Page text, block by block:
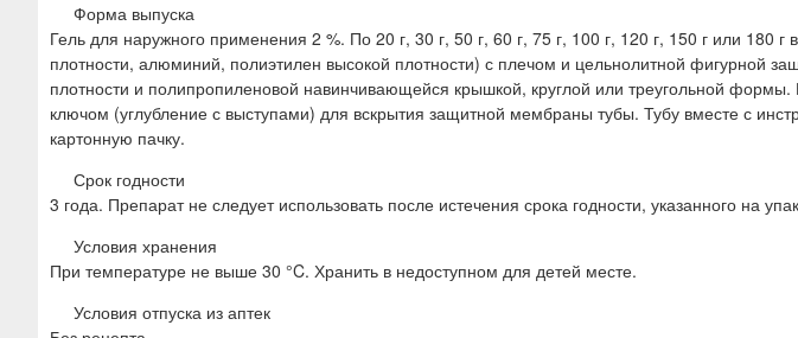
Форма выпуска
Гель для наружного применения 2 %. По 20 г, 30 г, 50 г, 60 г, 75 г, 100 г, 120 г, 150 г или 180
плотности, алюминий, полиэтилен высокой плотности) с плечом и цельнолитной фигурной
плотности и полипропиленовой навинчивающейся крышкой, круглой или треугольной
ключом (углубление с выступами) для вскрытия защитной мембраны тубы. Тубу вместе с
картонную пачку.
Срок годности
3 года. Препарат не следует использовать после истечения срока годности, указанного на
Условия хранения
При температуре не выше 30 °C. Хранить в недоступном для детей месте.
Условия отпуска из аптек